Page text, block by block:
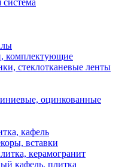
комплектующие
стеклотканевые ленты
оцинкованные
кафель
вставки
керамогранит
кафель, плитка